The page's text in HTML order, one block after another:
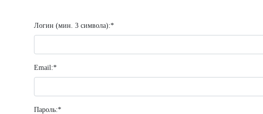
Логин (мин. 3 символа):*
Email:*
Пароль:*